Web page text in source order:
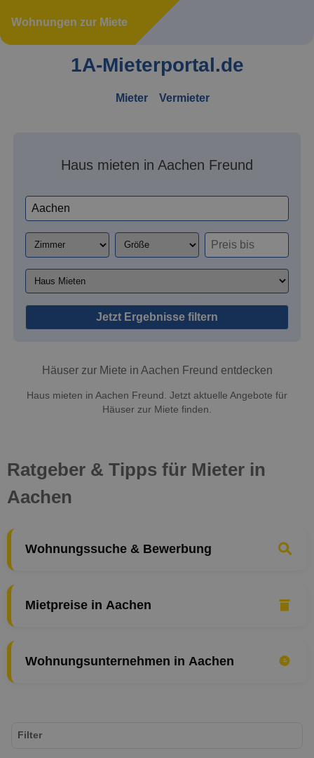
Wohnungen zur Miete
1A-Mieterportal.de
Mieter Vermieter
Haus mieten in Aachen Freund
Jetzt Ergebnisse filtern
Häuser zur Miete in Aachen Freund entdecken
Haus mieten in Aachen Freund. Jetzt aktuelle Angebote für
Häuser zur Miete finden.
Ratgeber & Tipps für Mieter in
Aachen
Wohnungssuche & Bewerbung
Mietpreise in Aachen
Wohnungsunternehmen in Aachen
Filter